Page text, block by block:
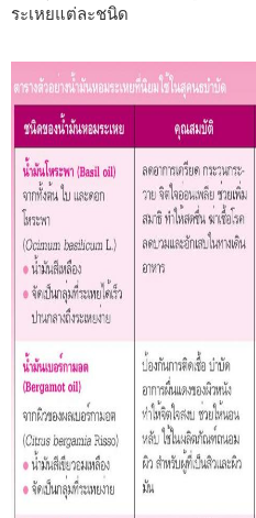
ระเหยแต่ละชนิด